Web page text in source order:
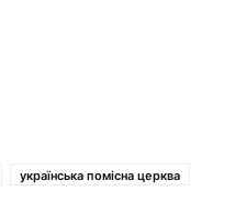
українська помісна церква